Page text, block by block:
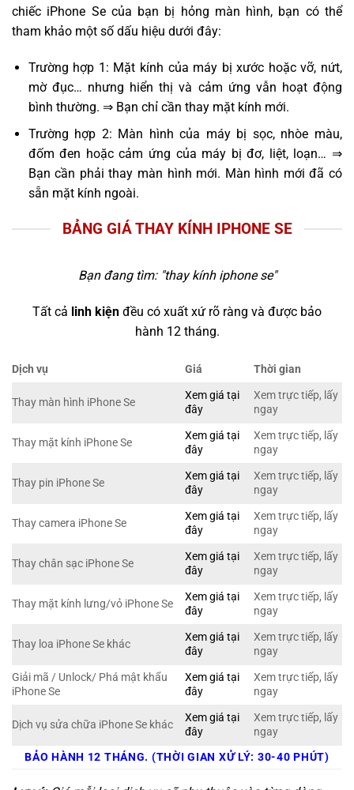
chiếc iPhone Se của bạn bị hỏng màn hình, bạn có thể
tham khảo một số dấu hiệu dưới đây:
Trường hợp 1: Mặt kính của máy bị xước hoặc vỡ, nứt,
mờ đục… nhưng hiển thị và cảm ứng vẫn hoạt động
bình thường. ⇒ Bạn chỉ cần thay mặt kính mới.
Trường hợp 2: Màn hình của máy bị sọc, nhòe màu,
đốm đen hoặc cảm ứng của máy bị đơ, liệt, loạn… ⇒
Bạn cần phải thay màn hình mới. Màn hình mới đã có
sẵn mặt kính ngoài.
BẢNG GIÁ THAY KÍNH IPHONE SE
Bạn đang tìm: "thay kính iphone se"
Tất cả linh kiện đều có xuất xứ rõ ràng và được bảo
hành 12 tháng.
Dịch vụ Giá Thời gian
Thay màn hình iPhone Se
Xem giá tại
đây
Xem trực tiếp, lấy
ngay
Thay mặt kính iPhone Se
Xem giá tại
đây
Xem trực tiếp, lấy
ngay
Thay pin iPhone Se
Xem giá tại
đây
Xem trực tiếp, lấy
ngay
Thay camera iPhone Se
Xem giá tại
đây
Xem trực tiếp, lấy
ngay
Thay chân sạc iPhone Se
Xem giá tại
đây
Xem trực tiếp, lấy
ngay
Thay mặt kính lưng/vỏ iPhone Se
Xem giá tại
đây
Xem trực tiếp, lấy
ngay
Thay loa iPhone Se khác
Xem giá tại
đây
Xem trực tiếp, lấy
ngay
Giải mã / Unlock/ Phá mật khẩu
iPhone Se
Xem giá tại
đây
Xem trực tiếp, lấy
ngay
Dịch vụ sửa chữa iPhone Se khác
Xem giá tại
đây
Xem trực tiếp, lấy
ngay
BẢO HÀNH 12 THÁNG. (THỜI GIAN XỬ LÝ: 30-40 PHÚT)